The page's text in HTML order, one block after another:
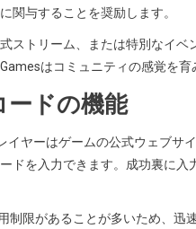
関与することを奨励します。
ストリーム、または特別なイ
はコミュニティの感覚を
ドの機能
ヤーはゲームの公式ウェブサ
ドを入力できます。成功裏に
制限があることが多いため、